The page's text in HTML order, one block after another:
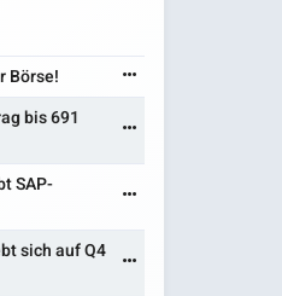
Börse!
bis 691
SAP-
sich auf Q4